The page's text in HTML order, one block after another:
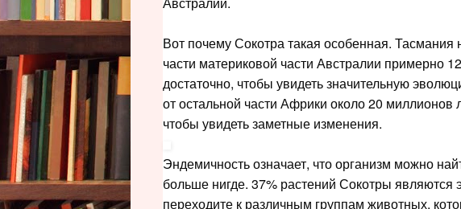
Вот почему Сокотра такая особенная.
части материковой части Австралии примерно
достаточно, чтобы увидеть значительную
от остальной части Африки около 20 миллионов
чтобы увидеть заметные изменения.
Эндемичность означает, что организм можно
больше нигде. 37% растений Сокотры
переходите к различным группам животных,